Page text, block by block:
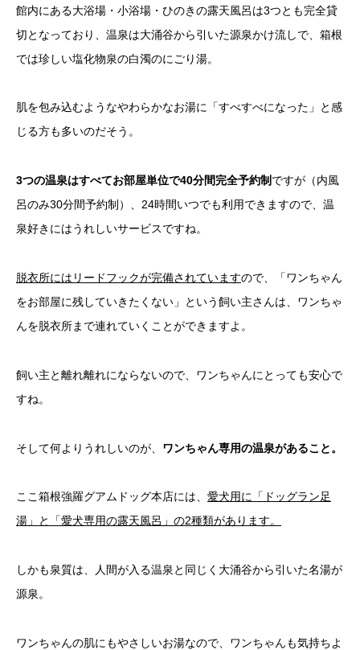
館内にある大浴場・小浴場・ひのきの露天風呂は3つとも完全貸
切となっており、温泉は大涌谷から引いた源泉かけ流しで、箱根
では珍しい塩化物泉の白濁のにごり湯。
肌を包み込むようなやわらかなお湯に「すべすべになった」と感
じる方も多いのだそう。
3つの温泉はすべてお部屋単位で40分間完全予約制 ですが（内風
呂のみ30分間予約制）、24時間いつでも利用できますので、温
泉好きにはうれしいサービスですね。
脱衣所にはリードフックが完備されていますので、「ワンちゃん
をお部屋に残していきたくない」という飼い主さんは、ワンちゃ
んを脱衣所まで連れていくことができますよ。
飼い主と離れ離れにならないので、ワンちゃんにとっても安心で
すね。
そして何よりうれしいのが、 ワンちゃん専用の温泉があること。
ここ箱根強羅グアムドッグ本店には、 愛犬用に「ドッグラン足
湯」と「愛犬専用の露天風呂」の2種類があります。
しかも泉質は、人間が入る温泉と同じく大涌谷から引いた名湯が
源泉。
ワンちゃんの肌にもやさしいお湯なので、ワンちゃんも気持ちよ